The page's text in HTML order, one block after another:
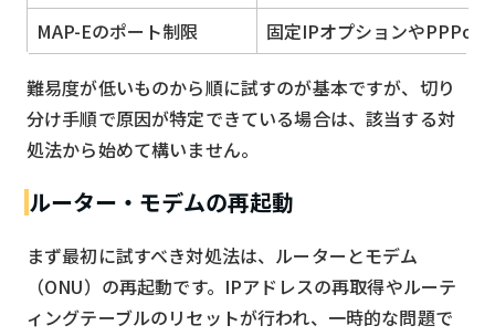
MAP-Eのポート制限
固定IPオプションやPPPoE
難易度が低いものから順に試すのが基本ですが、切り
分け手順で原因が特定できている場合は、該当する対
処法から始めて構いません。
ルーター・モデムの再起動
まず最初に試すべき対処法は、ルーターとモデム
（ONU）の再起動です。IPアドレスの再取得やルーテ
ィングテーブルのリセットが行われ、一時的な問題で